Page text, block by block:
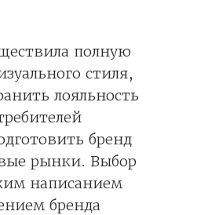
полную
стиля,
лояльность
бренд
рынки. Выбор
написанием
бренда